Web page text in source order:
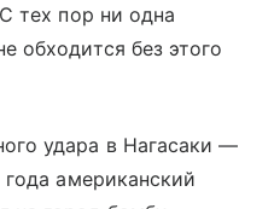
тех пор ни одна
обходится без этого
удара в Нагасаки —
американский